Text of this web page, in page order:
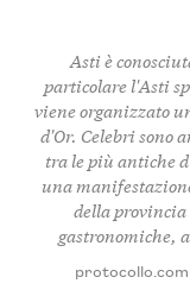
Asti è
particolare l'Asti
viene organizzato
d'Or. Celebri sono
tra le più antiche
una
della provincia
gastronomiche,